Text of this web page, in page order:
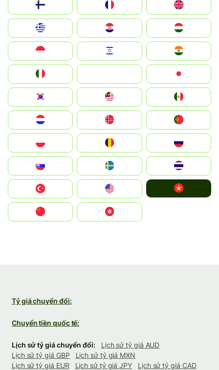
United Kingdom
Magyarország
South Korea
United States
中國香港特別行政區
Tỷ giá chuyển đổi:
Chuyển tiền quốc tế:
Lịch sử tỷ giá chuyển đổi:
Lịch sử tỷ giá AUD
Lịch sử tỷ giá GBP
Lịch sử tỷ giá MXN
Lịch sử tỷ giá EUR
Lịch sử tỷ giá JPY
Lịch sử tỷ giá CAD